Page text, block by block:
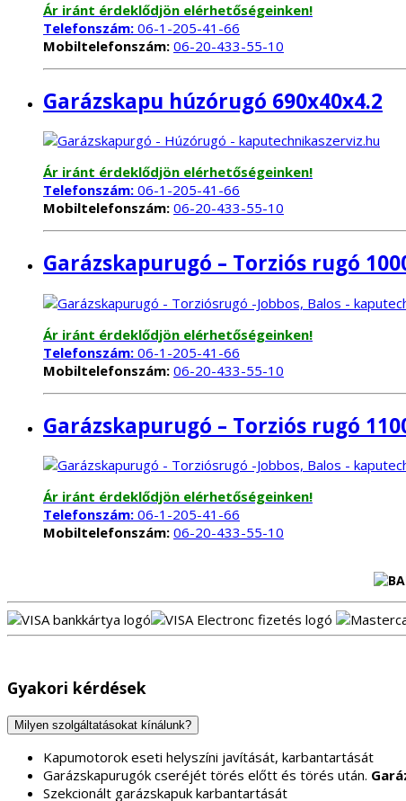
Ár iránt érdeklődjön elérhetőségeinken!
Telefonszám: 06-1-205-41-66
Mobiltelefonszám: 06-20-433-55-10
Garázskapu húzórugó 690x40x4.2
Ár iránt érdeklődjön elérhetőségeinken!
Telefonszám: 06-1-205-41-66
Mobiltelefonszám: 06-20-433-55-10
Garázskapurugó – Torziós rugó
Ár iránt érdeklődjön elérhetőségeinken!
Telefonszám: 06-1-205-41-66
Mobiltelefonszám: 06-20-433-55-10
Garázskapurugó – Torziós rugó
Ár iránt érdeklődjön elérhetőségeinken!
Telefonszám: 06-1-205-41-66
Mobiltelefonszám: 06-20-433-55-10
Gyakori kérdések
Milyen szolgáltatásokat kínálunk?
Kapumotorok eseti helyszíni javítását, karbantartását
Garázskapurugók cseréjét törés előtt és törés után.
Szekcionált garázskapuk karbantartását